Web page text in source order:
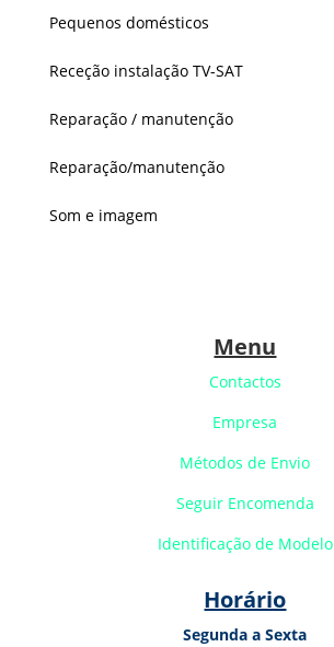
Pequenos domésticos
Receção instalação TV-SAT
Reparação / manutenção
Reparação/manutenção
Som e imagem
Menu
Contactos
Empresa
Métodos de Envio
Seguir Encomenda
Identificação de Modelo
Horário
Segunda a Sexta